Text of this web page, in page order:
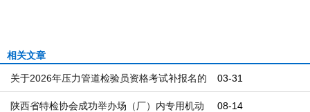
相关文章
03-31
关于2026年压力管道检验员资格考试补报名的
通知 08-14
陕西省特检协会成功举办场（厂）内专用机动